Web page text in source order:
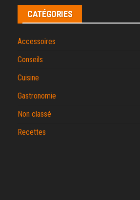
CATÉGORIES
Accessoires
Conseils
Cuisine
Gastronomie
Non classé
Recettes